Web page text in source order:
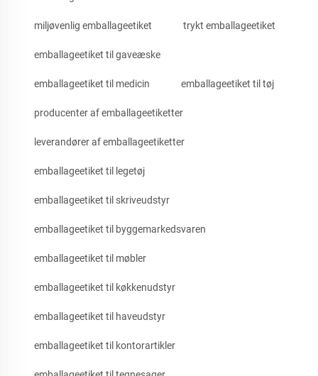
miljøvenlig emballageetiket trykt emballageetiket
emballageetiket til gaveæske
emballageetiket til medicin emballageetiket til tøj
producenter af emballageetiketter
leverandører af emballageetiketter
emballageetiket til legetøj
emballageetiket til skriveudstyr
emballageetiket til byggemarkedsvaren
emballageetiket til møbler
emballageetiket til køkkenudstyr
emballageetiket til haveudstyr
emballageetiket til kontorartikler